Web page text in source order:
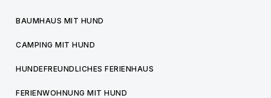
BAUMHAUS MIT HUND
CAMPING MIT HUND
HUNDEFREUNDLICHES FERIENHAUS
FERIENWOHNUNG MIT HUND